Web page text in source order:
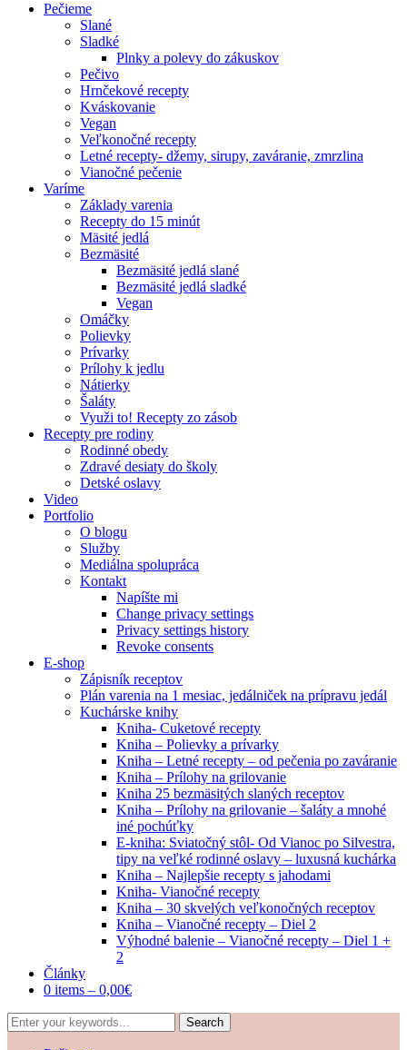
Pečieme
Slané
Sladké
Plnky a polevy do zákuskov
Pečivo
Hrnčekové recepty
Kváskovanie
Vegan
Veľkonočné recepty
Letné recepty- džemy, sirupy, zaváranie, zmrzlina
Vianočné pečenie
Varíme
Základy varenia
Recepty do 15 minút
Mäsité jedlá
Bezmäsité
Bezmäsité jedlá slané
Bezmäsité jedlá sladké
Vegan
Omáčky
Polievky
Prívarky
Prílohy k jedlu
Nátierky
Šaláty
Využi to! Recepty zo zásob
Recepty pre rodiny
Rodinné obedy
Zdravé desiaty do školy
Detské oslavy
Video
Portfolio
O blogu
Služby
Mediálna spolupráca
Kontakt
Napíšte mi
Change privacy settings
Privacy settings history
Revoke consents
E-shop
Zápisník receptov
Plán varenia na 1 mesiac, jedálniček na prípravu jedál
Kuchárske knihy
Kniha- Cuketové recepty
Kniha – Polievky a prívarky
Kniha – Letné recepty – od pečenia po zaváranie
Kniha – Prílohy na grilovanie
Kniha 25 bezmäsitých slaných receptov
Kniha – Prílohy na grilovanie – šaláty a mnohé
iné pochúťky
E-kniha: Sviatočný stôl- Od Vianoc po Silvestra,
tipy na veľké rodinné oslavy – luxusná kuchárka
Kniha – Najlepšie recepty s jahodami
Kniha- Vianočné recepty
Kniha – 30 skvelých veľkonočných receptov
Kniha – Vianočné recepty – Diel 2
Výhodné balenie – Vianočné recepty – Diel 1 +
2
Články
0 items – 0,00€